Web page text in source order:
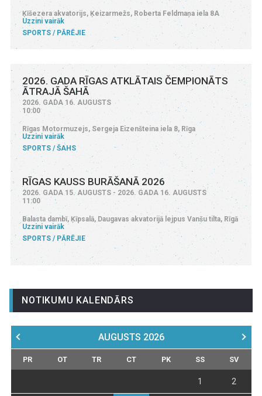
Ķīšezera akvatorijs, Ķeizarmežs, Roberta Feldmaņa iela 8A
Uzzini vairāk
SPORTS
PĀRĒJIE
2026. GADA RĪGAS ATKLĀTAIS ČEMPIONĀTS
ĀTRAJĀ ŠAHĀ
2026. GADA 16. AUGUSTS
10:00
Rīgas Motormuzejs, Sergeja Eizenšteina iela 8, Rīga
Uzzini vairāk
SPORTS
ŠAHS
RĪGAS KAUSS BURĀŠANĀ 2026
2026. GADA 15. AUGUSTS - 2026. GADA 16. AUGUSTS
11:00
Balasta dambī, Ķīpsalā, Daugavas akvatorijā lejpus Vanšu tilta, Rīgā
Uzzini vairāk
SPORTS
PĀRĒJIE
NOTIKUMU KALENDĀRS
AUGUSTS 2026
PR OT TR CT PK SS SV
1 2